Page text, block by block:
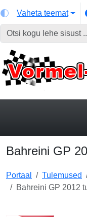
Vaheta teemat
Bahreini GP
Portaal Tulemused
Bahreini GP 2012